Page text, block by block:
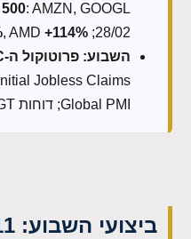
500
28/02; INTC
, AMD +114%
השבוע: פרוטוקול ה-FOMC ביום רביעי
Global PMI; דוחות NVDA, WMT, HD, TGT.